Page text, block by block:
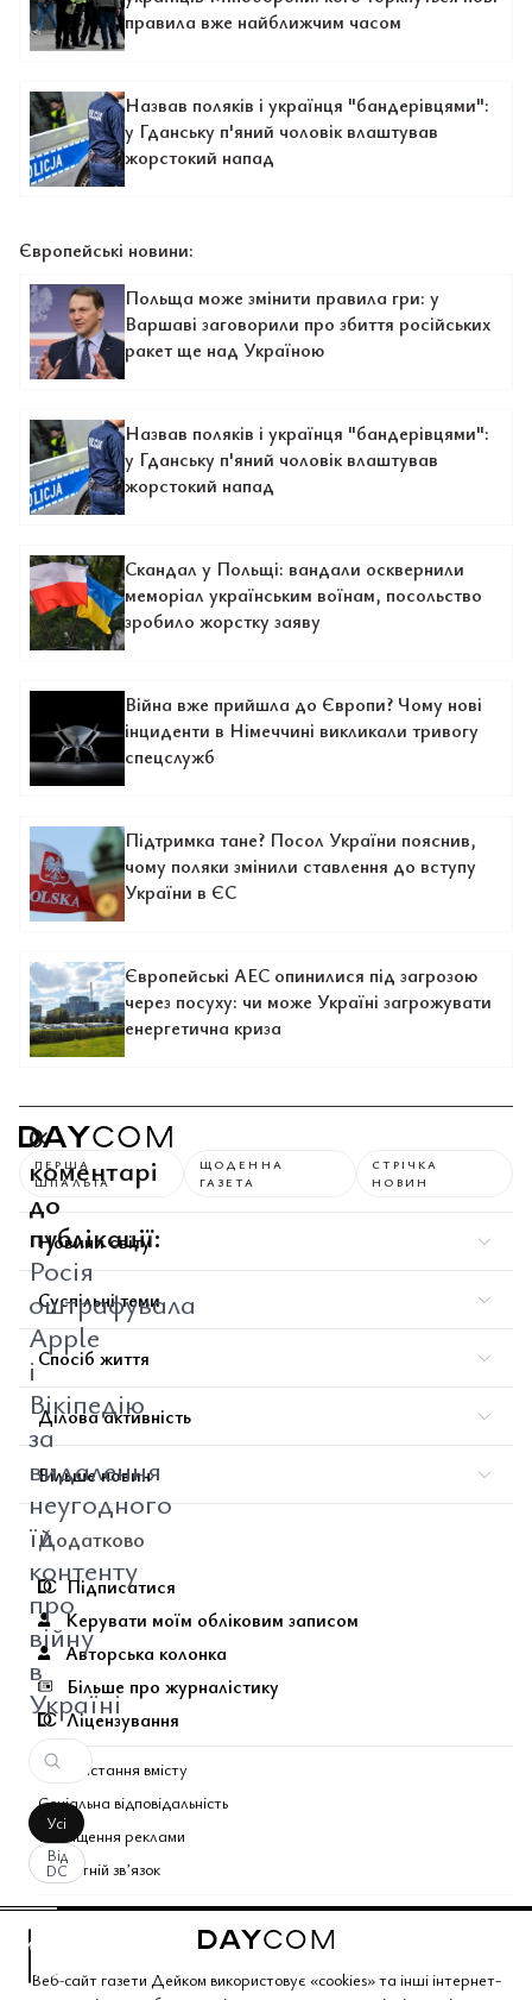
Веб-сайт газети Дейком використовує «cookies» та інші інтернет-
правила вже найближчим часом
Назвав поляків і українця "бандерівцями":
у Гданську п'яний чоловік влаштував
жорстокий напад
Європейські новини:
Польща може змінити правила гри: у
Варшаві заговорили про збиття російських
ракет ще над Україною
Назвав поляків і українця "бандерівцями":
у Гданську п'яний чоловік влаштував
жорстокий напад
Скандал у Польщі: вандали осквернили
меморіал українським воїнам, посольство
зробило жорстку заяву
Війна вже прийшла до Європи? Чому нові
інциденти в Німеччині викликали тривогу
спецслужб
Підтримка тане? Посол України пояснив,
чому поляки змінили ставлення до вступу
України в ЄС
Європейські АЕС опинилися під загрозою
через посуху: чи може Україні загрожувати
енергетична криза
0
коментарі
до
публікації:
Росія
оштрафувала
Apple
і
Вікіпедію
за
видалення
неугодного
їй
контенту
про
війну
в
Україні
Усі
Від
DC
За
ПЕРША
ШПАЛЬТА
ЩОДЕННА
ГАЗЕТА
СТРІЧКА
НОВИН
Новини світу
Суспільні теми
Спосіб життя
Ділова активність
Більше новин
Додатково
Підписатися
Керувати моїм обліковим записом
Авторська колонка
Більше про журналістику
Ліцензування
Використання вмісту
Соціальна відповідальність
Розміщення реклами
Зворотній звʼязок
Поєднані теми газети
Copyright © 2026 Газета Дейком . Всі права захищено.